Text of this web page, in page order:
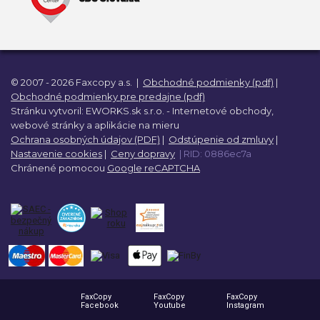
© 2007 - 2026 Faxcopy a.s. | Obchodné podmienky (pdf) |
Obchodné podmienky pre predajne (pdf)
Stránku vytvoril: EWORKS.sk s.r.o. - Internetové obchody,
webové stránky a aplikácie na mieru
Ochrana osobných údajov (PDF) | Odstúpenie od zmluvy |
Nastavenie cookies | Ceny dopravy | RID: 0886ec7a
Chránené pomocou Google reCAPTCHA
FaxCopy
Facebook
FaxCopy
Youtube
FaxCopy
Instagram